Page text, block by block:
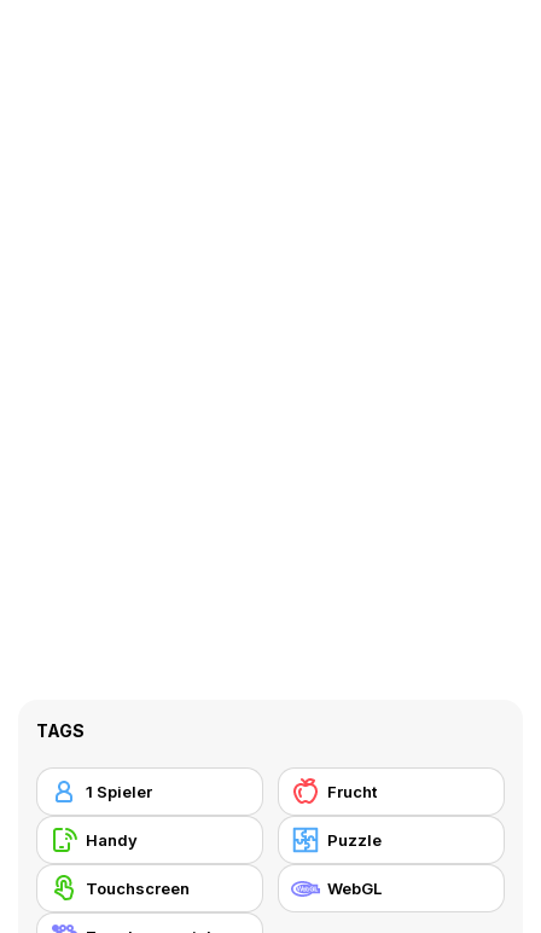
TAGS
1 Spieler Frucht
Handy Puzzle
Touchscreen WebGL